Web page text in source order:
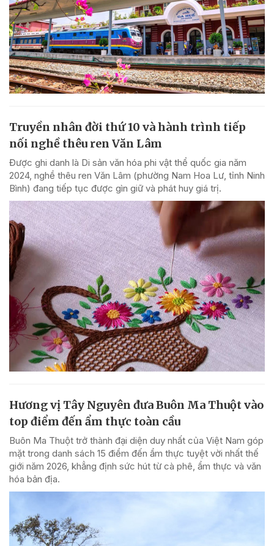
Truyền nhân đời thứ 10 và hành trình tiếp
nối nghề thêu ren Văn Lâm
Được ghi danh là Di sản văn hóa phi vật thể quốc gia năm
2024, nghề thêu ren Văn Lâm (phường Nam Hoa Lư, tỉnh Ninh
Bình) đang tiếp tục được gìn giữ và phát huy giá trị.
Hương vị Tây Nguyên đưa Buôn Ma Thuột vào
top điểm đến ẩm thực toàn cầu
Buôn Ma Thuột trở thành đại diện duy nhất của Việt Nam góp
mặt trong danh sách 15 điểm đến ẩm thực tuyệt vời nhất thế
giới năm 2026, khẳng định sức hút từ cà phê, ẩm thực và văn
hóa bản địa.